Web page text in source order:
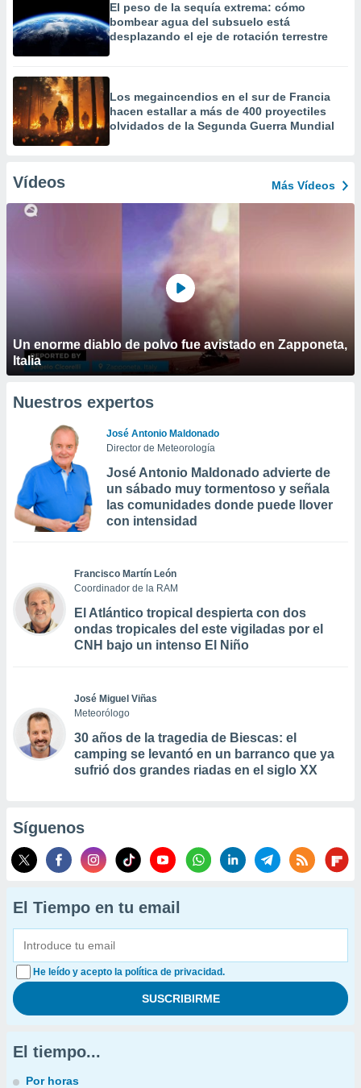
El peso de la sequía extrema: cómo
bombear agua del subsuelo está
desplazando el eje de rotación terrestre
Los megaincendios en el sur de Francia
hacen estallar a más de 400 proyectiles
olvidados de la Segunda Guerra Mundial
Vídeos Más Vídeos
Un enorme diablo de polvo fue avistado en Zapponeta,
Italia
Nuestros expertos
José Antonio Maldonado
Director de Meteorología
José Antonio Maldonado advierte de
un sábado muy tormentoso y señala
las comunidades donde puede llover
con intensidad
Francisco Martín León
Coordinador de la RAM
El Atlántico tropical despierta con dos
ondas tropicales del este vigiladas por el
CNH bajo un intenso El Niño
José Miguel Viñas
Meteorólogo
30 años de la tragedia de Biescas: el
camping se levantó en un barranco que ya
sufrió dos grandes riadas en el siglo XX
Síguenos
El Tiempo en tu email
He leído y acepto la política de privacidad.
El tiempo...
Por horas